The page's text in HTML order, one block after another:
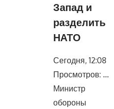
Запад и
разделить
НАТО
Сегодня, 12:08
Просмотров: …
Министр
обороны